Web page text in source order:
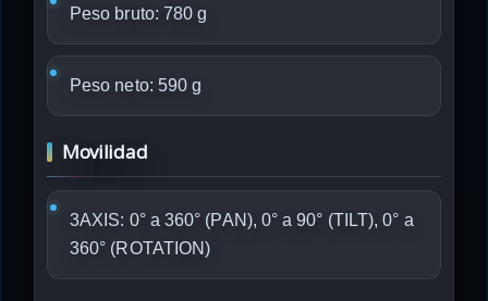
Peso bruto: 780 g
Peso neto: 590 g
Movilidad
3AXIS: 0° a 360° (PAN), 0° a 90° (TILT), 0° a
360° (ROTATION)